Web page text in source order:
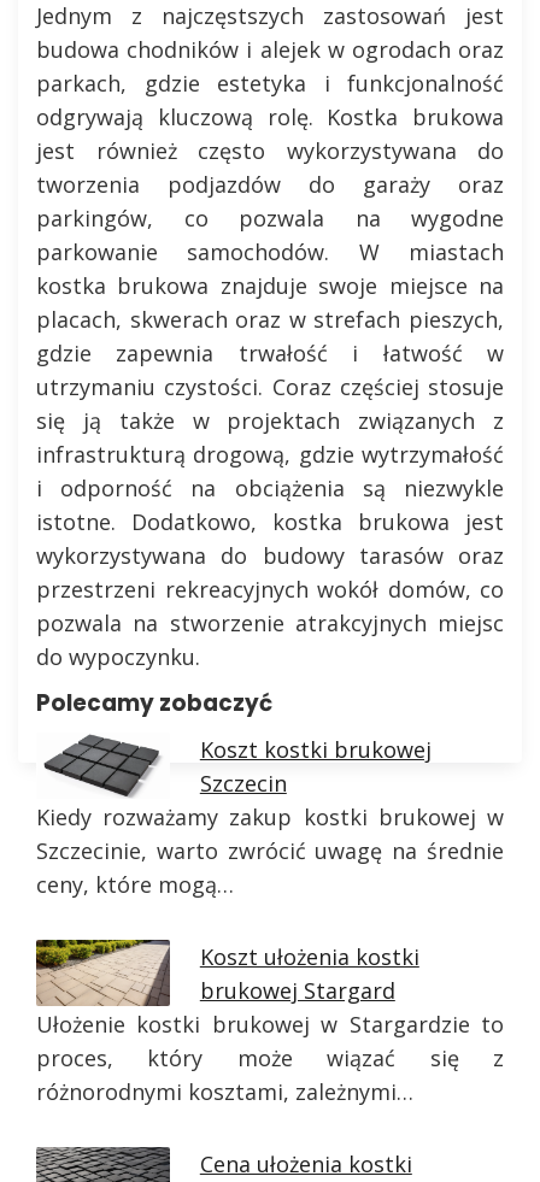
Jednym z najczęstszych zastosowań jest
budowa chodników i alejek w ogrodach oraz
parkach, gdzie estetyka i funkcjonalność
odgrywają kluczową rolę. Kostka brukowa
jest również często wykorzystywana do
tworzenia podjazdów do garaży oraz
parkingów, co pozwala na wygodne
parkowanie samochodów. W miastach
kostka brukowa znajduje swoje miejsce na
placach, skwerach oraz w strefach pieszych,
gdzie zapewnia trwałość i łatwość w
utrzymaniu czystości. Coraz częściej stosuje
się ją także w projektach związanych z
infrastrukturą drogową, gdzie wytrzymałość
i odporność na obciążenia są niezwykle
istotne. Dodatkowo, kostka brukowa jest
wykorzystywana do budowy tarasów oraz
przestrzeni rekreacyjnych wokół domów, co
pozwala na stworzenie atrakcyjnych miejsc
do wypoczynku.
Polecamy zobaczyć
Koszt kostki brukowej
Szczecin
Kiedy rozważamy zakup kostki brukowej w
Szczecinie, warto zwrócić uwagę na średnie
ceny, które mogą…
Koszt ułożenia kostki
brukowej Stargard
Ułożenie kostki brukowej w Stargardzie to
proces, który może wiązać się z
różnorodnymi kosztami, zależnymi…
Cena ułożenia kostki